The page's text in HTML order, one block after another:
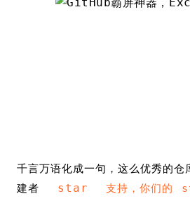
千言万语化成一句，这么优秀的仓
建者
star
支持，你们的